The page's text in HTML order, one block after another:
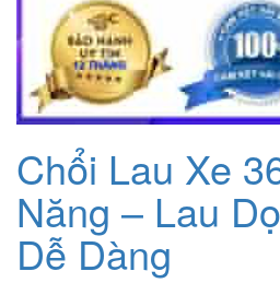
Chổi Lau Xe
Năng – Lau
Dễ Dàng